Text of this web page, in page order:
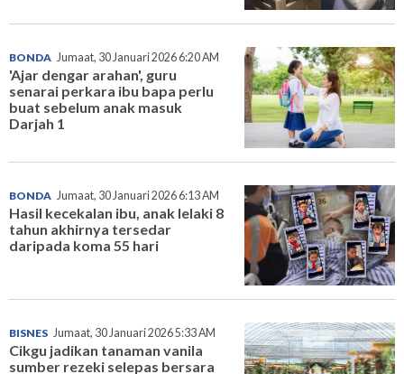
BONDA Jumaat, 30 Januari 2026 6:20 AM
'Ajar dengar arahan', guru
senarai perkara ibu bapa perlu
buat sebelum anak masuk
Darjah 1
BONDA Jumaat, 30 Januari 2026 6:13 AM
Hasil kecekalan ibu, anak lelaki 8
tahun akhirnya tersedar
daripada koma 55 hari
BISNES Jumaat, 30 Januari 2026 5:33 AM
Cikgu jadikan tanaman vanila
sumber rezeki selepas bersara